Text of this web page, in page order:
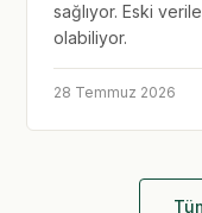
sağlıyor. Eski
olabiliyor.
28 Temmuz 2026